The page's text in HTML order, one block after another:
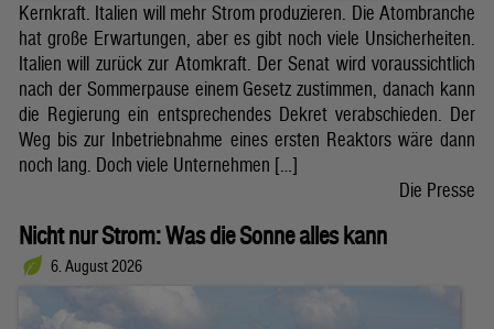
Kernkraft. Italien will mehr Strom produzieren. Die Atombranche
hat große Erwartungen, aber es gibt noch viele Unsicherheiten.
Italien will zurück zur Atomkraft. Der Senat wird voraussichtlich
nach der Sommerpause einem Gesetz zustimmen, danach kann
die Regierung ein entsprechendes Dekret verabschieden. Der
Weg bis zur Inbetriebnahme eines ersten Reaktors wäre dann
noch lang. Doch viele Unternehmen […]
Die Presse
Nicht nur Strom: Was die Sonne alles kann
6. August 2026